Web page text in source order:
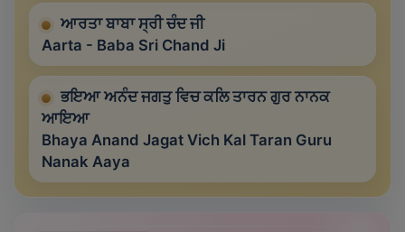
ਆਰਤਾ ਬਾਬਾ ਸ੍ਰੀ ਚੰਦ ਜੀ
Aarta - Baba Sri Chand Ji
ਭਇਆ ਅਨੰਦ ਜਗਤੁ ਵਿਚ ਕਲਿ ਤਾਰਨ ਗੁਰ ਨਾਨਕ
ਆਇਆ
Bhaya Anand Jagat Vich Kal Taran Guru
Nanak Aaya